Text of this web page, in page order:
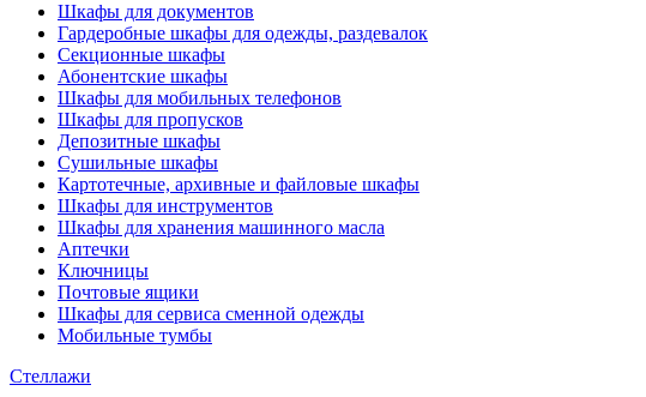
Шкафы для документов
Гардеробные шкафы для одежды, раздевалок
Секционные шкафы
Абонентские шкафы
Шкафы для мобильных телефонов
Шкафы для пропусков
Депозитные шкафы
Сушильные шкафы
Картотечные, архивные и файловые шкафы
Шкафы для инструментов
Шкафы для хранения машинного масла
Аптечки
Ключницы
Почтовые ящики
Шкафы для сервиса сменной одежды
Мобильные тумбы
Стеллажи